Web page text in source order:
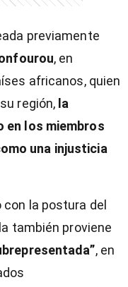
previamente
, en
africanos, quien
región, la
en los miembros
una injusticia
la postura del
también proviene
, en